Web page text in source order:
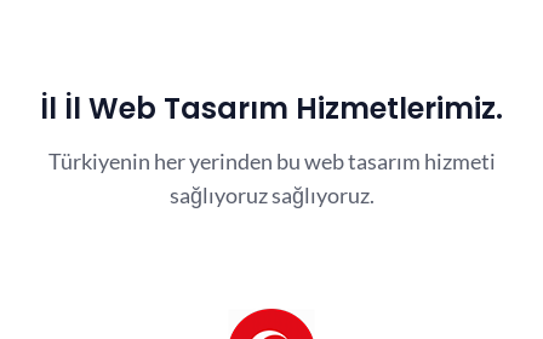
İl İl Web Tasarım Hizmetlerimiz.
Türkiyenin her yerinden bu web tasarım hizmeti
sağlıyoruz sağlıyoruz.